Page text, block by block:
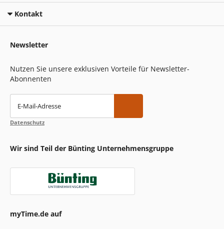
Kontakt
Newsletter
Nutzen Sie unsere exklusiven Vorteile für Newsletter-
Abonnenten
E-Mail-Adresse
Datenschutz
Wir sind Teil der Bünting Unternehmensgruppe
myTime.de auf